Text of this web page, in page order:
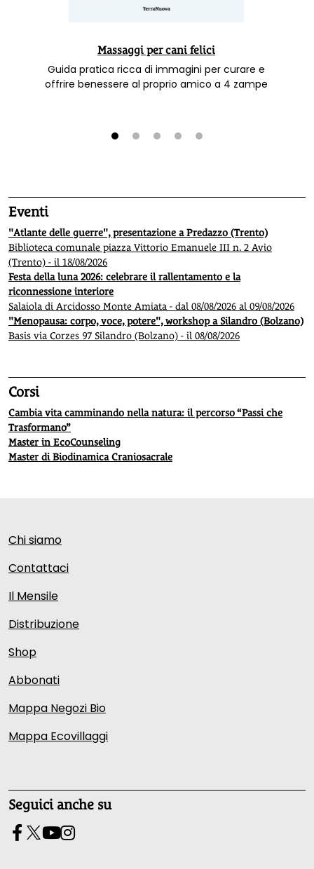
Massaggi per cani felici
Guida pratica ricca di immagini per curare e
offrire benessere al proprio amico a 4 zampe
Eventi
"Atlante delle guerre", presentazione a Predazzo (Trento)
Biblioteca comunale piazza Vittorio Emanuele III n. 2 Avio
(Trento) - il 18/08/2026
Festa della luna 2026: celebrare il rallentamento e la
riconnessione interiore
Salaiola di Arcidosso Monte Amiata - dal 08/08/2026 al 09/08/2026
"Menopausa: corpo, voce, potere", workshop a Silandro (Bolzano)
Basis via Corzes 97 Silandro (Bolzano) - il 08/08/2026
Corsi
Cambia vita camminando nella natura: il percorso “Passi che
Trasformano”
Master in EcoCounseling
Master di Biodinamica Craniosacrale
Chi siamo
Contattaci
Il Mensile
Distribuzione
Shop
Abbonati
Mappa Negozi Bio
Mappa Ecovillaggi
Seguici anche su